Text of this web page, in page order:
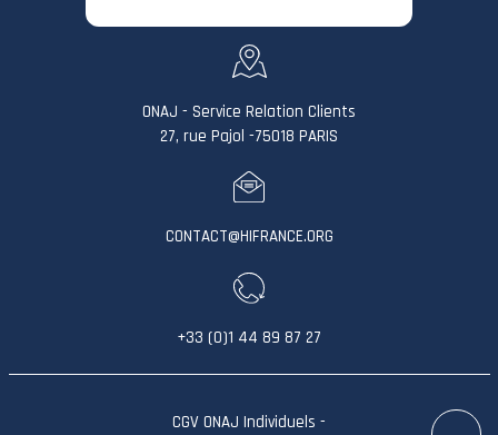
ONAJ - Service Relation Clients
27, rue Pajol -75018 PARIS
CONTACT@HIFRANCE.ORG
+33 (0)1 44 89 87 27
CGV ONAJ Individuels -